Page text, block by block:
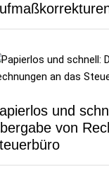
und
von